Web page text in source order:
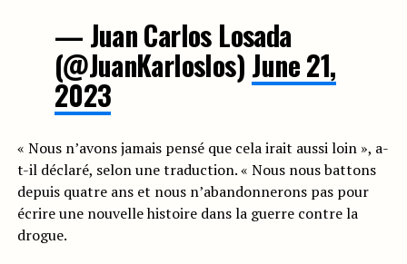
— Juan Carlos Losada
(@JuanKarloslos) June 21,
2023
« Nous n’avons jamais pensé que cela irait aussi loin », a-
t-il déclaré, selon une traduction. « Nous nous battons
depuis quatre ans et nous n’abandonnerons pas pour
écrire une nouvelle histoire dans la guerre contre la
drogue.